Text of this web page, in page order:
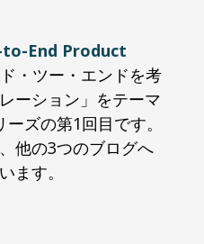
to-End Product
ド・ツー・エンドを考
ーション」をテーマ
ズの第1回目です。
他の3つのブログへ
ます。